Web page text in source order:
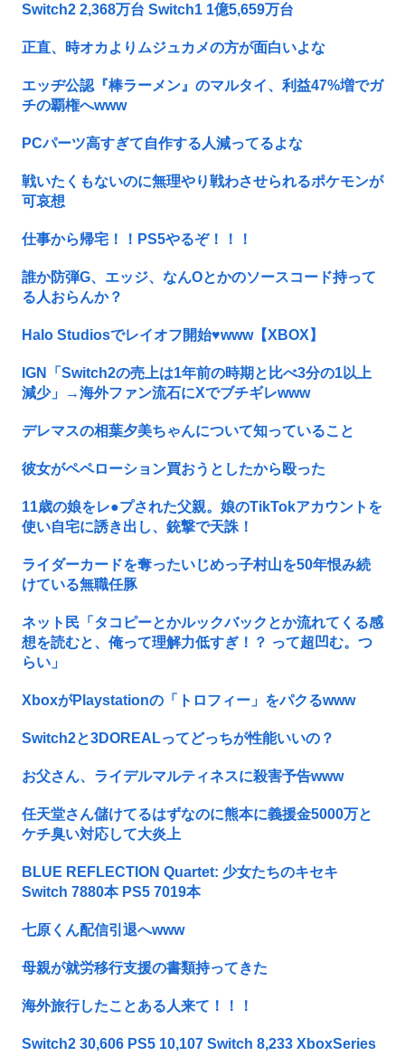
Switch2 2,368万台 Switch1 1億5,659万台
正直、時オカよりムジュカメの方が面白いよな
エッヂ公認『棒ラーメン』のマルタイ、利益47%増でガ
チの覇権へwww
PCパーツ高すぎて自作する人減ってるよな
戦いたくもないのに無理やり戦わさせられるポケモンが
可哀想
仕事から帰宅！！PS5やるぞ！！！
誰か防弾G、エッジ、なんOとかのソースコード持って
る人おらんか？
Halo Studiosでレイオフ開始♥www【XBOX】
IGN「Switch2の売上は1年前の時期と比べ3分の1以上
減少」→海外ファン流石にXでブチギレwww
デレマスの相葉夕美ちゃんについて知っていること
彼女がペペローション買おうとしたから殴った
11歳の娘をレ●プされた父親。娘のTikTokアカウントを
使い自宅に誘き出し、銃撃で天誅！
ライダーカードを奪ったいじめっ子村山を50年恨み続
けている無職任豚
ネット民「タコピーとかルックバックとか流れてくる感
想を読むと、俺って理解力低すぎ！？ って超凹む。つ
らい」
XboxがPlaystationの「トロフィー」をパクるwww
Switch2と3DOREALってどっちが性能いいの？
お父さん、ライデルマルティネスに殺害予告www
任天堂さん儲けてるはずなのに熊本に義援金5000万と
ケチ臭い対応して大炎上
BLUE REFLECTION Quartet: 少女たちのキセキ
Switch 7880本 PS5 7019本
七原くん配信引退へwww
母親が就労移行支援の書類持ってきた
海外旅行したことある人来て！！！
Switch2 30,606 PS5 10,107 Switch 8,233 XboxSeries